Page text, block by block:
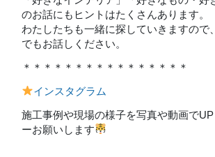
のお話にもヒントはたくさんあります。
わたしたちも一緒に探していきますので
でもお話しください。
＊＊＊＊＊＊＊＊＊＊＊＊＊＊＊＊
インスタグラム
施工事例や現場の様子を写真や動画で
ーお願いします